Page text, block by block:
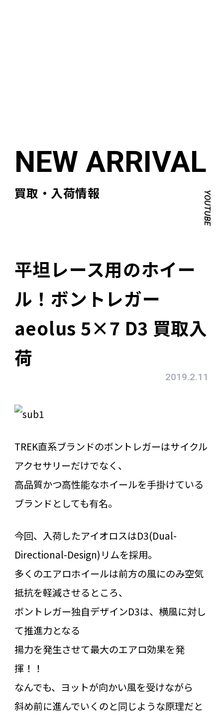
買取・入荷情報 YOUTUBE
平坦レース用のホイー
ル！ボントレガー
aeolus 5×7 D3 買取入
荷
2019.2.11
TREK直系ブランドのボントレガーはサイクル
アクセサリーだけでなく、
高品質かつ高性能なホイールを手掛けている
ブランドとしても有名。
今回、入荷したアイオロスはD3(Dual-
Directional-Design)リムを採用。
多くのエアロホイールは前方の風にのみ空気
抵抗を軽減させるところ、
ボントレガー独自デザインD3は、横風に対し
て推進力となる
揚力を発生させて最大のエアロ効果を発
揮！！
なんでも、ヨットが向かい風を受けながら
斜め前に進んでいくのと同じような原理だと